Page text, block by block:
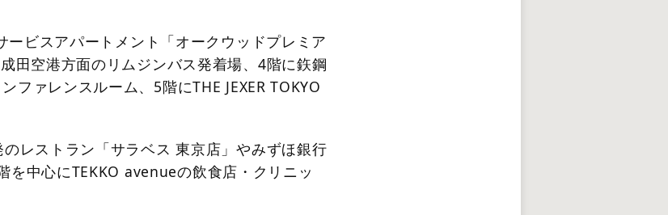
ビスアパートメント「オークウッドプレミア
田空港方面のリムジンバス発着場、4階に鉃鋼
ファレンスルーム、5階にTHE JEXER TOKYO
レストラン「サラベス 東京店」やみずほ銀行
を中心にTEKKO avenueの飲食店・クリニッ